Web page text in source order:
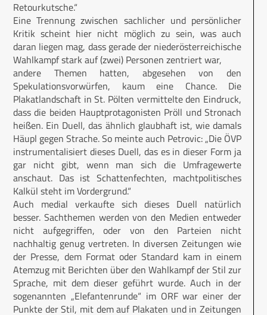
Retourkutsche.“
Eine Trennung zwischen sachlicher und persönlicher
Kritik scheint hier nicht möglich zu sein, was auch
daran liegen mag, dass gerade der niederösterreichische
Wahlkampf stark auf (zwei) Personen zentriert war,
andere Themen hatten, abgesehen von den
Spekulationsvorwürfen, kaum eine Chance. Die
Plakatlandschaft in St. Pölten vermittelte den Eindruck,
dass die beiden Hauptprotagonisten Pröll und Stronach
heißen. Ein Duell, das ähnlich glaubhaft ist, wie damals
Häupl gegen Strache. So meinte auch Petrovic: „Die ÖVP
instrumentalisiert dieses Duell, das es in dieser Form ja
gar nicht gibt, wenn man sich die Umfragewerte
anschaut. Das ist Schattenfechten, machtpolitisches
Kalkül steht im Vordergrund.“
Auch medial verkaufte sich dieses Duell natürlich
besser. Sachthemen werden von den Medien entweder
nicht aufgegriffen, oder von den Parteien nicht
nachhaltig genug vertreten. In diversen Zeitungen wie
der Presse, dem Format oder Standard kam in einem
Atemzug mit Berichten über den Wahlkampf der Stil zur
Sprache, mit dem dieser geführt wurde. Auch in der
sogenannten „Elefantenrunde“ im ORF war einer der
Punkte der Stil, mit dem auf Plakaten und in Zeitungen